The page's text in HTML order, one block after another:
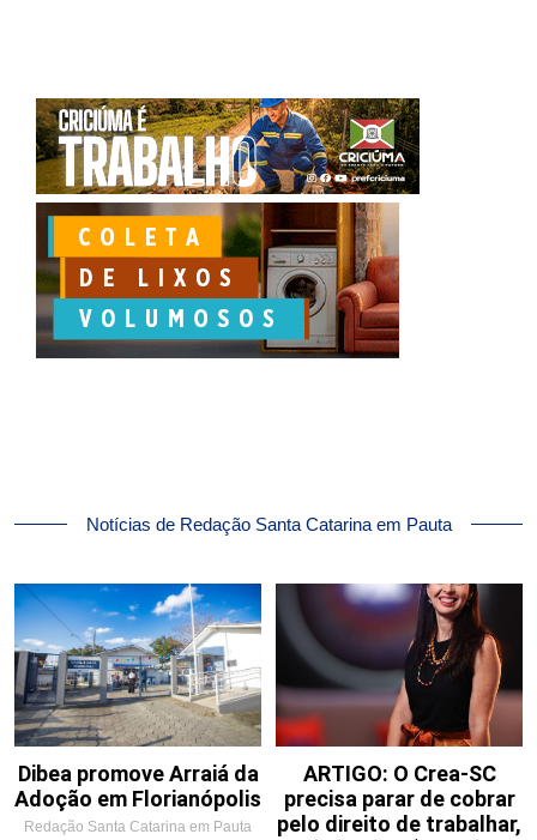
Notícias de Redação Santa Catarina em Pauta
Dibea promove Arraiá da
Adoção em Florianópolis
Redação Santa Catarina em Pauta
ARTIGO: O Crea-SC
precisa parar de cobrar
pelo direito de trabalhar,